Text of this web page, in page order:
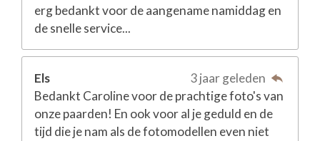
erg bedankt voor de aangename namiddag en
de snelle service...
Els
3 jaar geleden
Bedankt Caroline voor de prachtige foto's van
onze paarden! En ook voor al je geduld en de
tijd die je nam als de fotomodellen even niet